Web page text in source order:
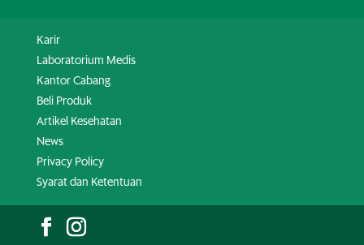
Karir
Laboratorium Medis
Kantor Cabang
Beli Produk
Artikel Kesehatan
News
Privacy Policy
Syarat dan Ketentuan